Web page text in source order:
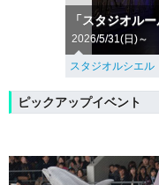
「スタジオル
2026/5/31(日)～
スタジオルシエル
ピックアップイベント